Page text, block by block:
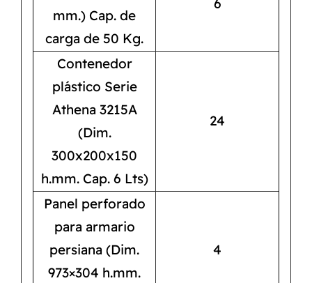
mm.) Cap. de
carga de 50 Kg.
6
Contenedor
plástico Serie
Athena 3215A
(Dim.
300x200x150
h.mm. Cap. 6 Lts)
24
Panel perforado
para armario
persiana (Dim.
973×304 h.mm.
4